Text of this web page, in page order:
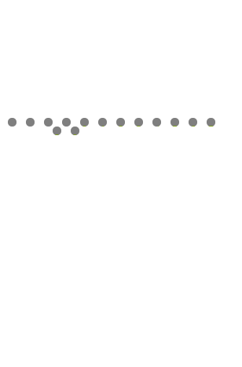
0 1 2 3 4 5 6 7
8 9